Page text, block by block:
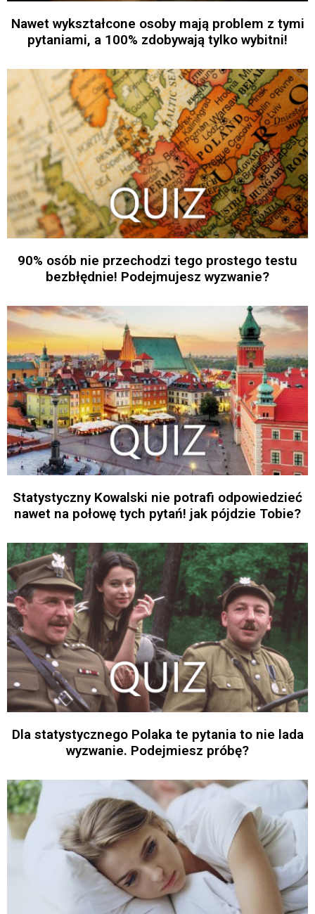
Nawet wykształcone osoby mają problem z tymi
pytaniami, a 100% zdobywają tylko wybitni!
90% osób nie przechodzi tego prostego testu
bezbłędnie! Podejmujesz wyzwanie?
Statystyczny Kowalski nie potrafi odpowiedzieć
nawet na połowę tych pytań! jak pójdzie Tobie?
Dla statystycznego Polaka te pytania to nie lada
wyzwanie. Podejmiesz próbę?